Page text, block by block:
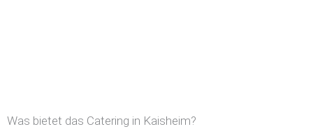
Was bietet das Catering in Kaisheim?